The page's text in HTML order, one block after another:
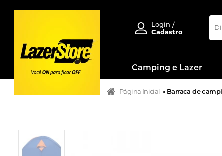
Login /
Cadastro
Camping e Lazer
Página Inicial » Barraca de